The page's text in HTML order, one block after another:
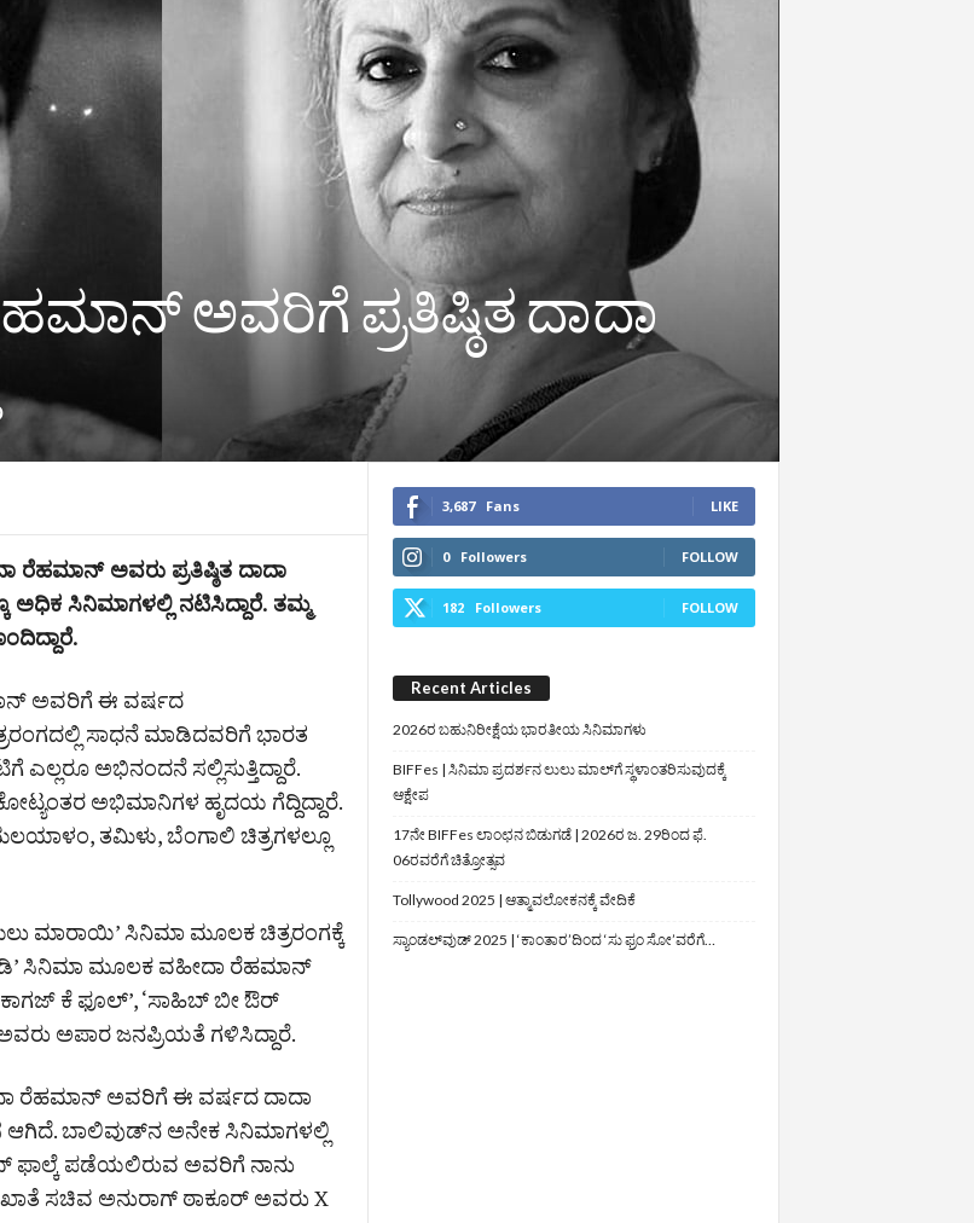
ಅವರಿಗೆ ಪ್ರತಿಷ್ಠಿತ ದಾದಾ
ರೆಹಮಾನ್​ ಅವರು ಪ್ರತಿಷ್ಠಿತ ದಾದಾ
ಅಧಿಕ ಸಿನಿಮಾಗಳಲ್ಲಿ ನಟಿಸಿದ್ದಾರೆ. ತಮ್ಮ
ಅವರಿಗೆ ಈ ವರ್ಷದ
ಸಾಧನೆ ಮಾಡಿದವರಿಗೆ ಭಾರತ
ಎಲ್ಲರೂ ಅಭಿನಂದನೆ ಸಲ್ಲಿಸುತ್ತಿದ್ದಾರೆ.
ಅಭಿಮಾನಿಗಳ ಹೃದಯ ಗೆದ್ದಿದ್ದಾರೆ.
ತಮಿಳು, ಬೆಂಗಾಲಿ ಚಿತ್ರಗಳಲ್ಲೂ
ಮಾರಾಯಿ’ ಸಿನಿಮಾ ಮೂಲಕ ಚಿತ್ರರಂಗಕ್ಕೆ
ಸಿನಿಮಾ ಮೂಲಕ ವಹೀದಾ ರೆಹಮಾನ್​
ಕೆ ಫೂಲ್​’, ‘ಸಾಹಿಬ್​ ಬೀ ಔರ್​
ಅಪಾರ ಜನಪ್ರಿಯತೆ ಗಳಿಸಿದ್ದಾರೆ.
ರೆಹಮಾನ್​ ಅವರಿಗೆ ಈ ವರ್ಷದ ದಾದಾ
ಆಗಿದೆ. ಬಾಲಿವುಡ್​ನ ಅನೇಕ ಸಿನಿಮಾಗಳಲ್ಲಿ
ಫಾಲ್ಕೆ ಪಡೆಯಲಿರುವ ಅವರಿಗೆ ನಾನು
ಖಾತೆ ಸಚಿವ ಅನುರಾಗ್​ ಠಾಕೂರ್​ ಅವರು X
3,687 Fans LIKE
0 Followers FOLLOW
182 Followers FOLLOW
Recent Articles
2026ರ ಬಹುನಿರೀಕ್ಷೆಯ ಭಾರತೀಯ ಸಿನಿಮಾಗಳು
BIFFes | ಸಿನಿಮಾ ಪ್ರದರ್ಶನ ಲುಲು ಮಾಲ್‌ಗೆ ಸ್ಥಳಾಂತರಿಸುವುದಕ್ಕೆ
ಆಕ್ಷೇಪ
17ನೇ BIFFes ಲಾಂಛನ ಬಿಡುಗಡೆ | 2026ರ ಜ. 29ರಿಂದ ಫೆ.
06ರವರೆಗೆ ಚಿತ್ರೋತ್ಸವ
Tollywood 2025 | ಆತ್ಮಾವಲೋಕನಕ್ಕೆ ವೇದಿಕೆ
ಸ್ಯಾಂಡಲ್‌ವುಡ್‌ 2025 | ‘ಕಾಂತಾರ’ದಿಂದ ‘ಸು ಫ್ರಂ ಸೋ’ವರೆಗೆ…